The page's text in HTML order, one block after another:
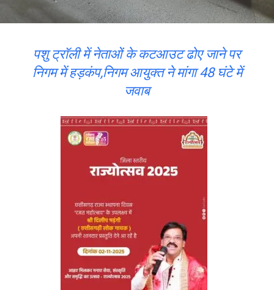
पशु ट्रॉली में नेताओं के कटआउट ढोए जाने पर
निगम में हड़कंप,निगम आयुक्त ने मांगा 48 घंटे में
जवाब